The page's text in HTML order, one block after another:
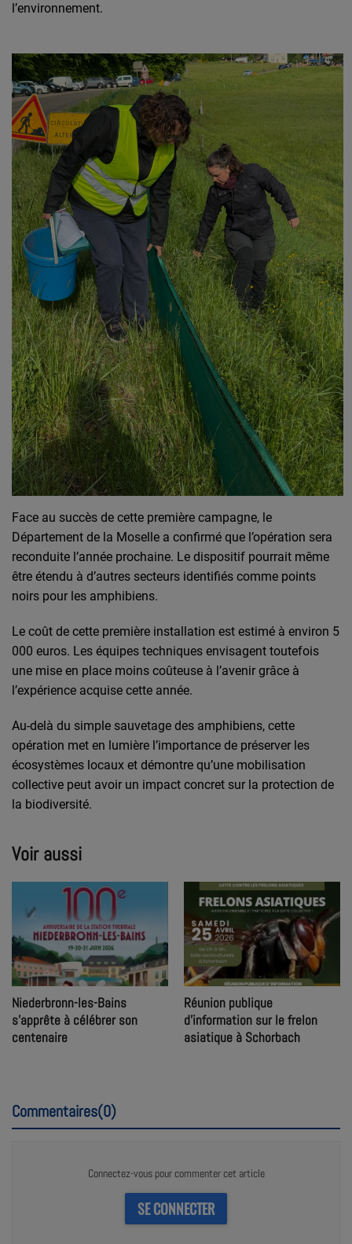
l’environnement.
Face au succès de cette première campagne, le
Département de la Moselle a confirmé que l’opération sera
reconduite l’année prochaine. Le dispositif pourrait même
être étendu à d’autres secteurs identifiés comme points
noirs pour les amphibiens.
Le coût de cette première installation est estimé à environ 5
000 euros. Les équipes techniques envisagent toutefois
une mise en place moins coûteuse à l’avenir grâce à
l’expérience acquise cette année.
Au-delà du simple sauvetage des amphibiens, cette
opération met en lumière l’importance de préserver les
écosystèmes locaux et démontre qu’une mobilisation
collective peut avoir un impact concret sur la protection de
la biodiversité.
Voir aussi
Niederbronn-les-Bains
s'apprête à célébrer son
centenaire
Réunion publique
d’information sur le frelon
asiatique à Schorbach
Commentaires(0)
Connectez-vous pour commenter cet article
SE CONNECTER